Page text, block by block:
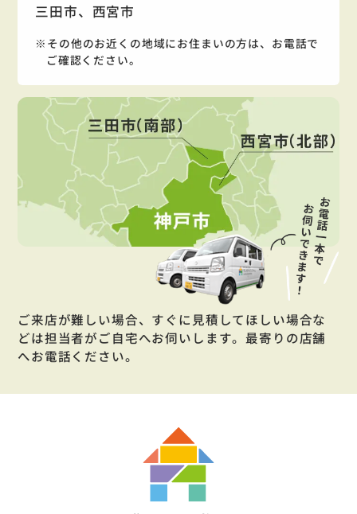
三田市、西宮市
その他のお近くの地域にお住まいの方は、お電話で
ご確認ください。
ご来店が難しい場合、すぐに見積してほしい場合な
どは担当者がご自宅へお伺いします。最寄りの店舗
へお電話ください。